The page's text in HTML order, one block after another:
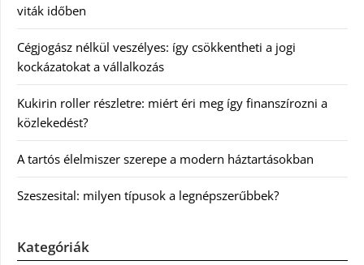
viták időben
Cégjogász nélkül veszélyes: így csökkentheti a jogi
kockázatokat a vállalkozás
Kukirin roller részletre: miért éri meg így finanszírozni a
közlekedést?
A tartós élelmiszer szerepe a modern háztartásokban
Szeszesital: milyen típusok a legnépszerűbbek?
Kategóriák